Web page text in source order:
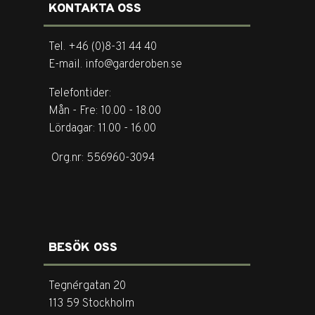
KONTAKTA OSS
Tel. +46 (0)8-31 44 40
E-mail. info@garderoben.se
Telefontider:
Mån - Fre: 10.00 - 18.00
Lördagar: 11.00 - 16.00
Org.nr: 556960-3094
BESÖK OSS
Tegnérgatan 20
113 59 Stockholm